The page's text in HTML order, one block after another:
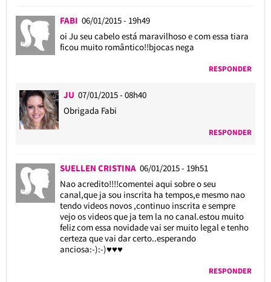
FABI 06/01/2015 - 19h49
oi Ju seu cabelo está maravilhoso e com essa tiara
ficou muito romântico!!bjocas nega
RESPONDER
JU 07/01/2015 - 08h40
Obrigada Fabi
RESPONDER
SUELLEN CRISTINA 06/01/2015 - 19h51
Nao acredito!!!!comentei aqui sobre o seu
canal,que ja sou inscrita ha tempos,e mesmo nao
tendo videos novos ,continuo inscrita e sempre
vejo os videos que ja tem la no canal.estou muito
feliz com essa novidade vai ser muito legal e tenho
certeza que vai dar certo..esperando
anciosa:-):-)♥♥♥
RESPONDER